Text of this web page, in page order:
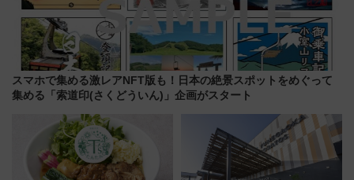
スマホで集める激レアNFT版も！日本の絶景スポットをめぐって
集める「索道印(さくどういん)」企画がスタート